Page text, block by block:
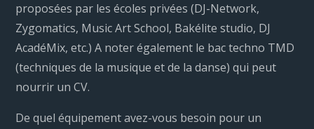
proposées par les écoles privées (DJ-Network,
Zygomatics, Music Art School, Bakélite studio, DJ
AcadéMix, etc.) A noter également le bac techno TMD
(techniques de la musique et de la danse) qui peut
nourrir un CV.
De quel équipement avez-vous besoin pour un